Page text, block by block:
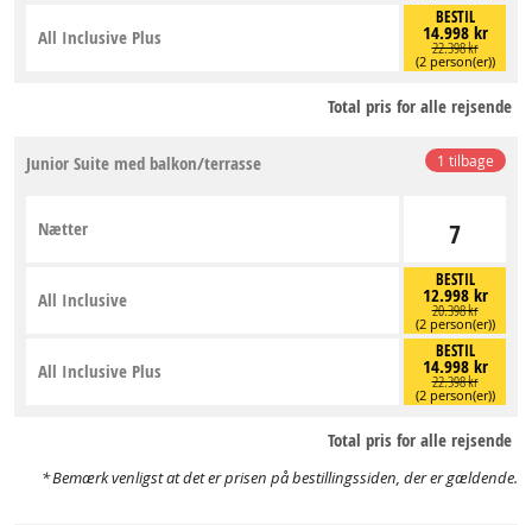
BESTIL
14.998 kr
22.398 kr
(2 person(er))
All Inclusive Plus
Total pris for alle rejsende
1 tilbage
Junior Suite med balkon/terrasse
7
Nætter
BESTIL
12.998 kr
20.398 kr
(2 person(er))
All Inclusive
BESTIL
14.998 kr
22.398 kr
(2 person(er))
All Inclusive Plus
Total pris for alle rejsende
Bemærk venligst at det er prisen på bestillingssiden, der er gældende.